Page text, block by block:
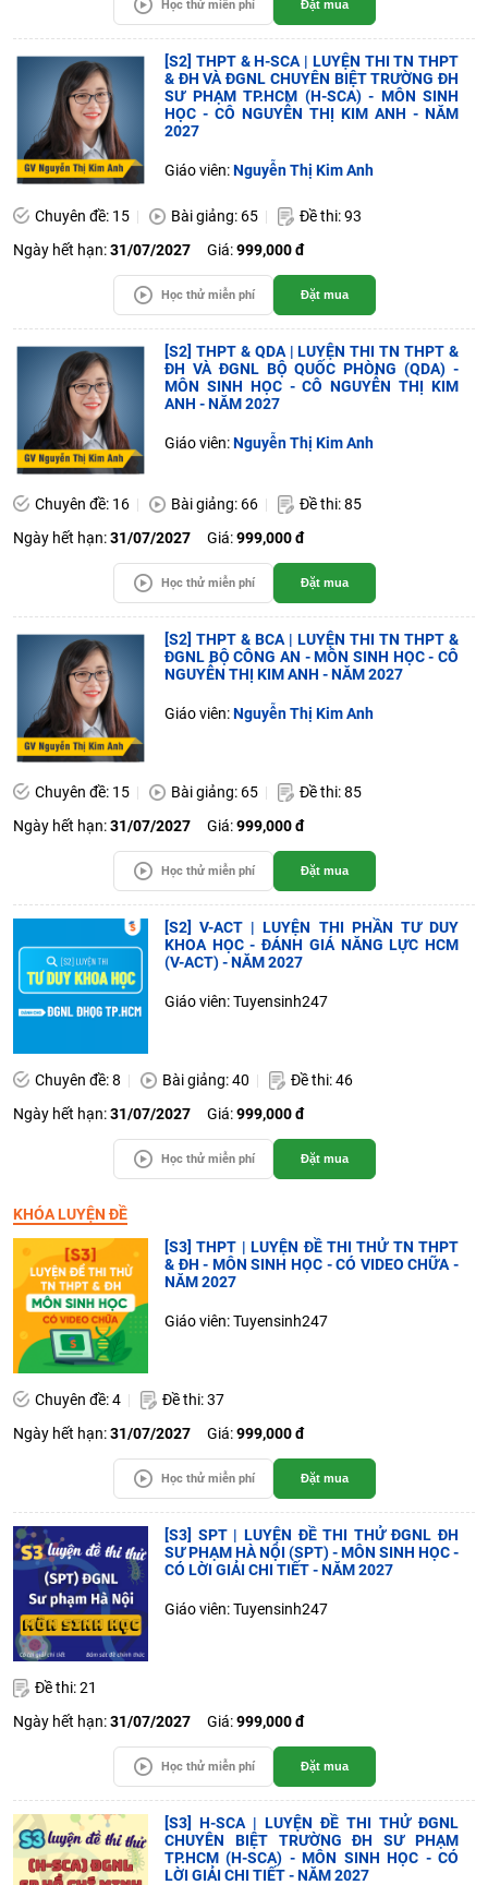
Học thử miễn phí Đặt mua
[S2] THPT & H-SCA | LUYỆN THI TN THPT
& ĐH VÀ ĐGNL CHUYÊN BIỆT TRƯỜNG ĐH
SƯ PHẠM TP.HCM (H-SCA) - MÔN SINH
HỌC - CÔ NGUYỄN THỊ KIM ANH - NĂM
2027
Giáo viên:Nguyễn Thị Kim Anh
Chuyên đề: 15 Bài giảng: 65
Đề thi: 93
Ngày hết hạn:31/07/2027 Giá:999,000 đ
Học thử miễn phí Đặt mua
[S2] THPT & QDA | LUYỆN THI TN THPT &
ĐH VÀ ĐGNL BỘ QUỐC PHÒNG (QDA) -
MÔN SINH HỌC - CÔ NGUYỄN THỊ KIM
ANH - NĂM 2027
Giáo viên:Nguyễn Thị Kim Anh
Chuyên đề: 16 Bài giảng: 66
Đề thi: 85
Ngày hết hạn:31/07/2027 Giá:999,000 đ
Học thử miễn phí Đặt mua
[S2] THPT & BCA | LUYỆN THI TN THPT &
ĐGNL BỘ CÔNG AN - MÔN SINH HỌC - CÔ
NGUYỄN THỊ KIM ANH - NĂM 2027
Giáo viên:Nguyễn Thị Kim Anh
Chuyên đề: 15 Bài giảng: 65
Đề thi: 85
Ngày hết hạn:31/07/2027 Giá:999,000 đ
Học thử miễn phí Đặt mua
[S2] V-ACT | LUYỆN THI PHẦN TƯ DUY
KHOA HỌC - ĐÁNH GIÁ NĂNG LỰC HCM
(V-ACT) - NĂM 2027
Giáo viên: Tuyensinh247
Chuyên đề: 8 Bài giảng: 40
Đề thi: 46
Ngày hết hạn:31/07/2027 Giá:999,000 đ
Học thử miễn phí Đặt mua
KHÓA LUYỆN ĐỀ
[S3] THPT | LUYỆN ĐỀ THI THỬ TN THPT
& ĐH - MÔN SINH HỌC - CÓ VIDEO CHỮA -
NĂM 2027
Giáo viên: Tuyensinh247
Chuyên đề: 4
Đề thi: 37
Ngày hết hạn:31/07/2027 Giá:999,000 đ
Học thử miễn phí Đặt mua
[S3] SPT | LUYỆN ĐỀ THI THỬ ĐGNL ĐH
SƯ PHẠM HÀ NỘI (SPT) - MÔN SINH HỌC -
CÓ LỜI GIẢI CHI TIẾT - NĂM 2027
Giáo viên: Tuyensinh247
Đề thi: 21
Ngày hết hạn:31/07/2027 Giá:999,000 đ
Học thử miễn phí Đặt mua
[S3] H-SCA | LUYỆN ĐỀ THI THỬ ĐGNL
CHUYÊN BIỆT TRƯỜNG ĐH SƯ PHẠM
TP.HCM (H-SCA) - MÔN SINH HỌC - CÓ
LỜI GIẢI CHI TIẾT - NĂM 2027